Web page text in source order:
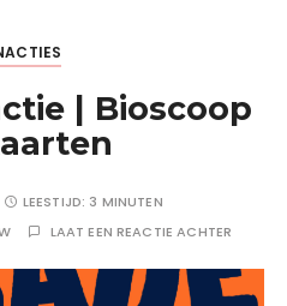
| Bioscoop
LEESTIJD: 3 MINUTEN
LAAT EEN REACTIE ACHTER